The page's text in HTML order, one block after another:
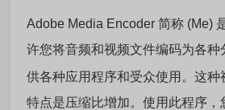
Adobe Media Encoder 简称 (Me)
许您将音频和视频文件编码为各种
供各种应用程序和受众使用。这种
特点是压缩比增加。使用此程序，